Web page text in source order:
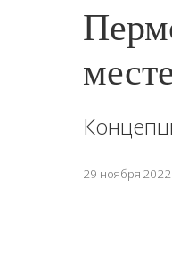
29 ноября 2022